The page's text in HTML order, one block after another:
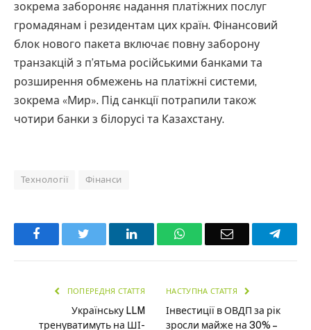
зокрема забороняє надання платіжних послуг
громадянам і резидентам цих країн. Фінансовий
блок нового пакета включає повну заборону
транзакцій з п’ятьма російськими банками та
розширення обмежень на платіжні системи,
зокрема «Мир». Під санкції потрапили також
чотири банки з білорусі та Казахстану.
Технології Фінанси
Facebook LinkedInWhatsAppEmail
ПОПЕРЕДНЯ СТАТТЯ
Українську LLM
тренуватимуть на ШІ-
НАСТУПНА СТАТТЯ
Інвестиції в ОВДП за рік
зросли майже на 30% –